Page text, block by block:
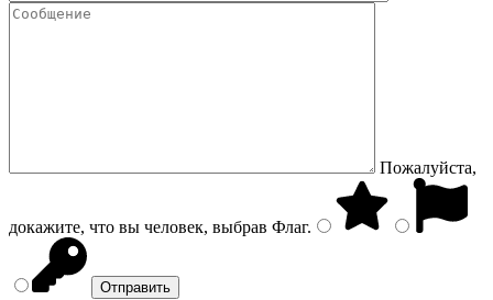
Пожалуйста,
докажите, что вы человек, выбрав Флаг.